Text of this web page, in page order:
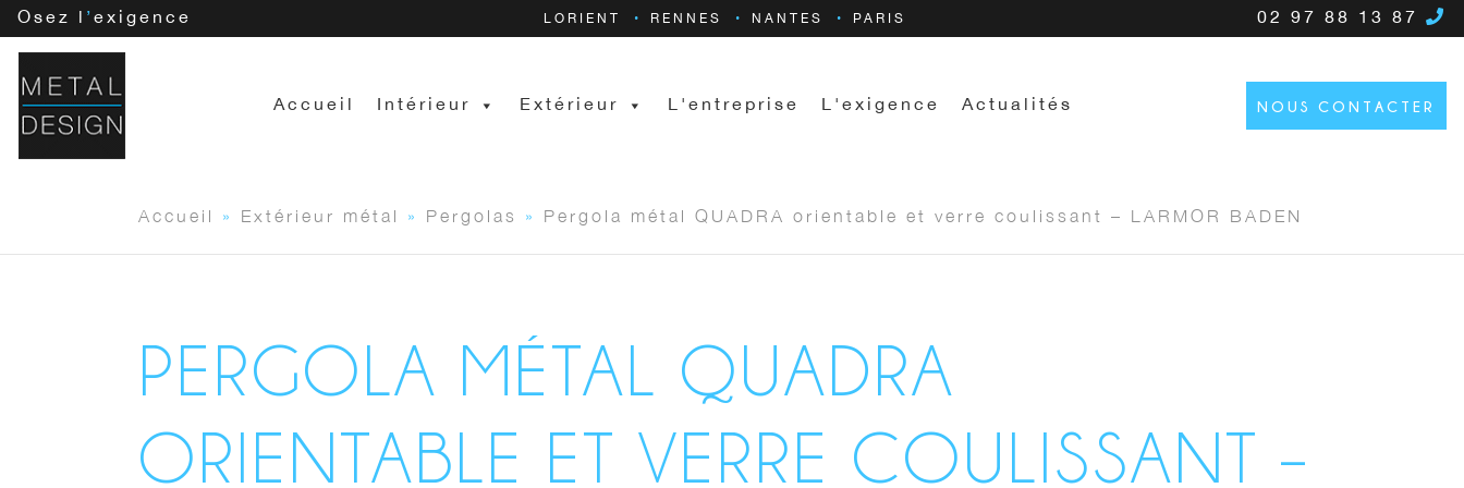
Osez l ’exigence LORIENT RENNES NANTES PARIS 02 97 88 13 87
Accueil Intérieur Extérieur L'entreprise L'exigence Actualités NOUS CONTACTER
Accueil » Extérieur métal » Pergolas » Pergola métal QUADRA orientable et verre coulissant – LARMOR BADEN
PERGOLA MÉTAL QUADRA
ORIENTABLE ET VERRE COULISSANT –